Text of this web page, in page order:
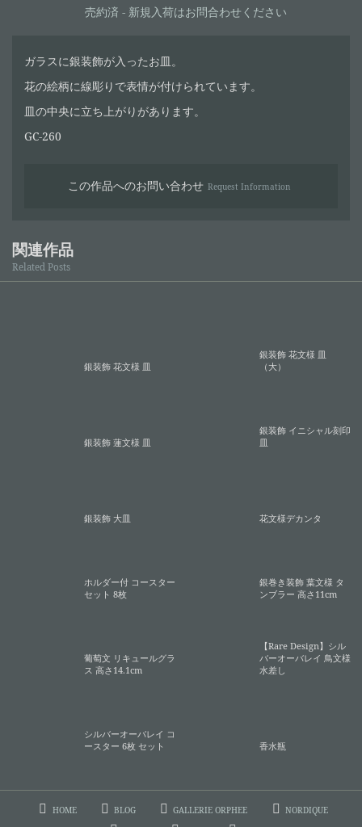
売約済 - 新規入荷はお問合わせください
ガラスに銀装飾が入ったお皿。
花の絵柄に線彫りで表情が付けられています。
皿の中央に立ち上がりがあります。
GC-260
この作品へのお問い合わせ Request Information
関連作品
Related Posts
銀装飾 花文様 皿
銀装飾 花文様 皿
（大）
銀装飾 蓮文様 皿
銀装飾 イニシャル刻印
皿
銀装飾 大皿 花文様デカンタ
ホルダー付 コースター
セット 8枚
銀巻き装飾 葉文様 タ
ンブラー 高さ11cm
葡萄文 リキュールグラ
ス 高さ14.1cm
【Rare Design】シル
バーオーバレイ 鳥文様
水差し
シルバーオーバレイ コ
ースター 6枚 セット
香水瓶
HOME BLOG GALLERIE ORPHEE
NORDIQUE